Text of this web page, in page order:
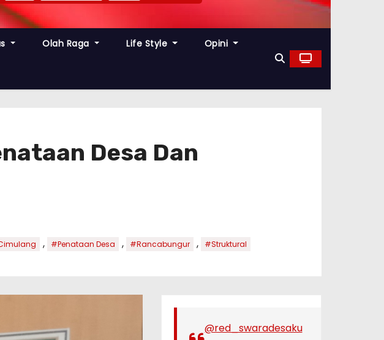
Olah Raga Life Style Opini
Desa Dan
, #Penataan Desa , #Rancabungur , #Struktural
@red_swaradesaku